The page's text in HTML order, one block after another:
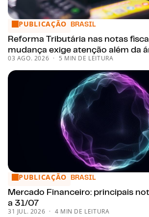
Reforma Tributária nas notas fiscais:
PUBLICAÇÃO BRASIL
Reforma Tributária nas notas
mudança exige atenção além da
03 AGO. 2026 5 MIN DE LEITURA
Mercado Financeiro: principais notícias
PUBLICAÇÃO BRASIL
Mercado Financeiro: principais
a 31/07
31 JUL. 2026 4 MIN DE LEITURA